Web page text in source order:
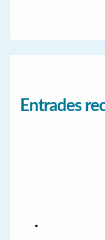
Entrades